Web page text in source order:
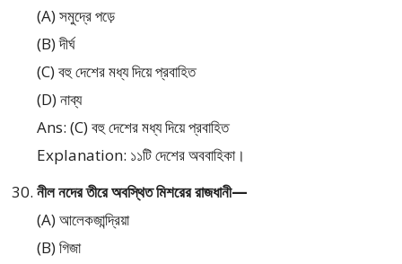
(A) সমুদ্রে পড়ে
(B) দীর্ঘ
(C) বহু দেশের মধ্য দিয়ে প্রবাহিত
(D) নাব্য
Ans: (C) বহু দেশের মধ্য দিয়ে প্রবাহিত
Explanation: ১১টি দেশের অববাহিকা।
নীল নদের তীরে অবস্থিত মিশরের রাজধানী—
(A) আলেকজান্দ্রিয়া
(B) গিজা